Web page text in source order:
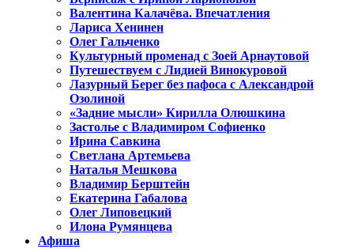
Валентина Калачёва. Впечатления
Лариса Хенинен
Олег Гальченко
Культурный променад с Зоей Арнаутовой
Путешествуем с Лидией Винокуровой
Лазурный Берег без пафоса с Александрой
Озолиной
«Задние мысли» Кирилла Олюшкина
Застолье с Владимиром Софиенко
Ирина Савкина
Светлана Артемьева
Наталья Мешкова
Владимир Берштейн
Екатерина Габалова
Олег Липовецкий
Илона Румянцева
Афиша